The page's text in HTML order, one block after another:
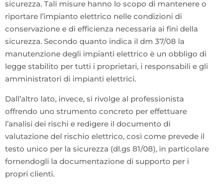
sicurezza. Tali misure hanno lo scopo di mantenere o
riportare l’impianto elettrico nelle condizioni di
conservazione e di efficienza necessaria ai fini della
sicurezza. Secondo quanto indica il dm 37/08 la
manutenzione degli impianti elettrico è un obbligo di
legge stabilito per tutti i proprietari, i responsabili e gli
amministratori di impianti elettrici.
Dall’altro lato, invece, si rivolge al professionista
offrendo uno strumento concreto per effettuare
l’analisi dei rischi e redigere il documento di
valutazione del rischio elettrico, così come prevede il
testo unico per la sicurezza (dl.gs 81/08), in particolare
fornendogli la documentazione di supporto per i
propri clienti.